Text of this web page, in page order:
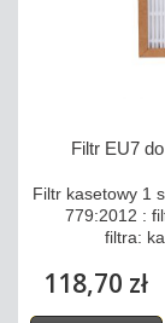
Filtr EU7
Filtr kasetowy 1
779:2012 :
filtra:
118,70 zł